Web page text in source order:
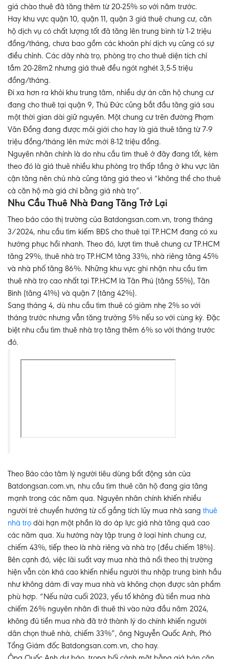
giá chào thuê đã tăng thêm từ 20-25% so với năm trước.
Hay khu vực quận 10, quận 11, quận 3 giá thuê chung cư, căn
hộ dịch vụ có chất lượng tốt đã tăng lên trung bình từ 1-2 triệu
đồng/tháng, chưa bao gồm các khoản phí dịch vụ cũng có sự
điều chỉnh. Các dãy nhà trọ, phòng trọ cho thuê diện tích chỉ
tầm 20-28m2 nhưng giá thuê đều ngót nghét 3,5-5 triệu
đồng/tháng.
Đi xa hơn ra khỏi khu trung tâm, nhiều dự án căn hộ chung cư
đang cho thuê tại quận 9, Thủ Đức cũng bắt đầu tăng giá sau
một thời gian dài giữ nguyên. Một chung cư trên đường Phạm
Văn Đồng đang được môi giới cho hay là giá thuê tăng từ 7-9
triệu đồng/tháng lên mức mới 8-12 triệu đồng.
Nguyên nhân chính là do nhu cầu tìm thuê ở đây đang tốt, kèm
theo đó là giá thuê nhiều khu phòng trọ thấp tầng ở khu vực lân
cận tăng nên chủ nhà cũng tăng giá theo vì “không thể cho thuê
cả căn hộ mà giá chỉ bằng giá nhà trọ”.
Nhu Cầu Thuê Nhà Đang Tăng Trở Lại
Theo báo cáo thị trường của Batdongsan.com.vn, trong tháng
3/2024, nhu cầu tìm kiếm BĐS cho thuê tại TP.HCM đang có xu
hướng phục hồi nhanh. Theo đó, lượt tìm thuê chung cư TP.HCM
tăng 29%, thuê nhà trọ TP.HCM tăng 33%, nhà riêng tăng 45%
và nhà phố tăng 86%. Những khu vực ghi nhận nhu cầu tìm
thuê nhà trọ cao nhất tại TP.HCM là Tân Phú (tăng 55%), Tân
Bình (tăng 41%) và quận 7 (tăng 42%).
Sang tháng 4, dù nhu cầu tìm thuê có giảm nhẹ 2% so với
tháng trước nhưng vẫn tăng trưởng 5% nếu so với cùng kỳ. Đặc
biệt nhu cầu tìm thuê nhà trọ tăng thêm 6% so với tháng trước
đó.
Theo Báo cáo tâm lý người tiêu dùng bất động sản của
Batdongsan.com.vn, nhu cầu tìm thuê căn hộ đang gia tăng
mạnh trong các năm qua. Nguyên nhân chính khiến nhiều
người trẻ chuyển hướng từ cố gắng tích lũy mua nhà sang thuê
nhà trọ dài hạn một phần là do áp lực giá nhà tăng quá cao
các năm qua. Xu hướng này tập trung ở loại hình chung cư,
chiếm 43%, tiếp theo là nhà riêng và nhà trọ (đều chiếm 18%).
Bên cạnh đó, việc lãi suất vay mua nhà thả nổi theo thị trường
hiện vẫn còn khá cao khiến nhiều người thu nhập trung bình hầu
như không dám đi vay mua nhà và không chọn được sản phẩm
phù hợp. “Nếu nửa cuối 2023, yếu tố không đủ tiền mua nhà
chiếm 26% nguyên nhân đi thuê thì vào nửa đầu năm 2024,
không đủ tiền mua nhà đã trở thành lý do chính khiến người
dân chọn thuê nhà, chiếm 33%”, ông Nguyễn Quốc Anh, Phó
Tổng Giám đốc Batdongsan.com.vn, cho hay.